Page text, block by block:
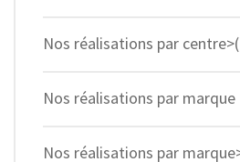
Nos réalisations par
Nos réalisations par marque
Nos réalisations par